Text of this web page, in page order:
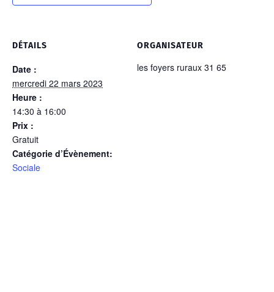
DÉTAILS
Date :
mercredi 22 mars 2023
Heure :
14:30 à 16:00
Prix :
Gratuit
Catégorie d’Évènement:
Sociale
ORGANISATEUR
les foyers ruraux 31 65